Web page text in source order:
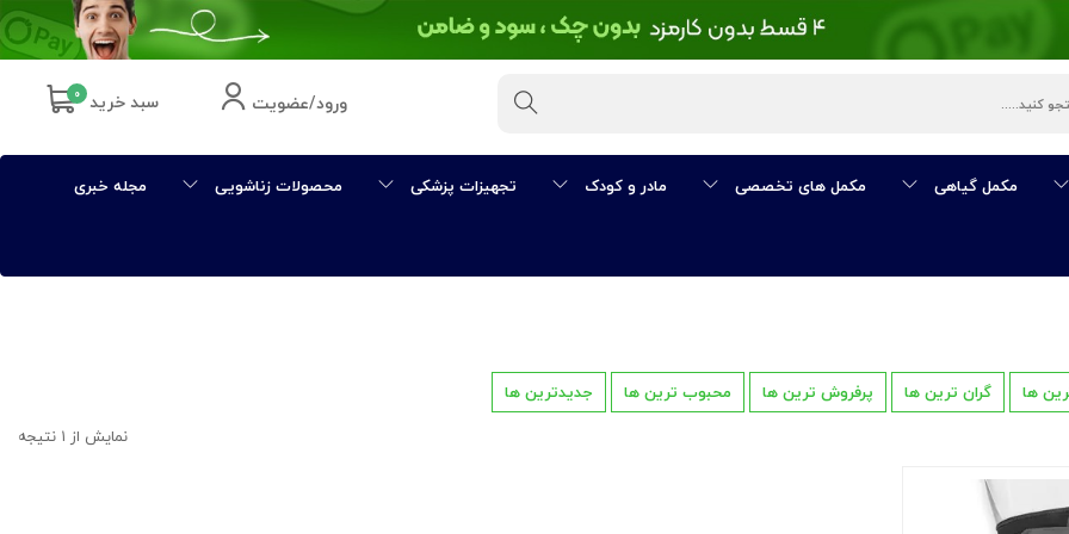
۰ سبد خرید ورود/عضویت
مکمل گیاهی مکمل های تخصصی مادر و کودک تجهیزات پزشکی محصولات زناشویی مجله خبری
ها گران ترین ها پرفروش ترین ها محبوب ترین ها
جدیدترین ها
نمایش از ۱ نتیجه